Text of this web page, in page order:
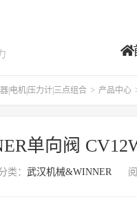
|电机|压力计|三点组合 > 产品中心
单向阀
类： 武汉机械&WINNER